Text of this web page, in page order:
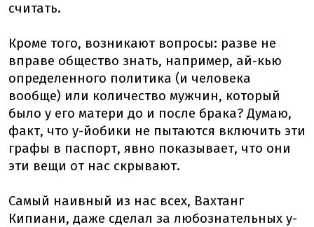
считать.
Кроме того, возникают вопросы: разве не
вправе общество знать, например, ай-кью
определенного политика (и человека
вообще) или количество мужчин, который
было у его матери до и после брака? Думаю,
факт, что у-йобики не пытаются включить эти
графы в паспорт, явно показывает, что они
эти вещи от нас скрывают.
Самый наивный из нас всех, Вахтанг
Кипиани, даже сделал за любознательных у-